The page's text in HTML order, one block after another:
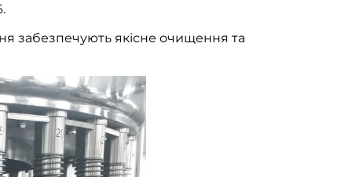
забезпечують якісне очищення та